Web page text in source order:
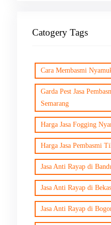
Catogery Tags
Cara Membasmi
Garda Pest Jasa
Semarang
Harga Jasa Fogging
Harga Jasa Pembasmi
Jasa Anti Rayap di
Jasa Anti Rayap di
Jasa Anti Rayap di